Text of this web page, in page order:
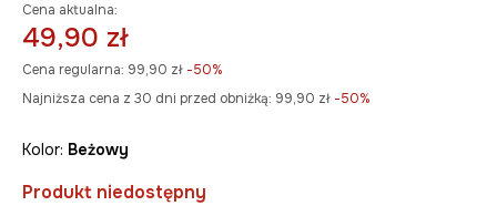
Cena aktualna:
49,90 zł
Cena regularna: 99,90 zł -50%
Najniższa cena z 30 dni przed obniżką: 99,90 zł -50%
Kolor: beżowy
Produkt niedostępny